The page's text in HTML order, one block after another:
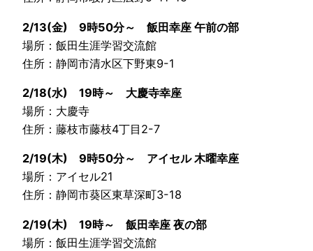
2/13(金) 9時50分～ 飯田幸座 午前の部
場所：飯田生涯学習交流館
住所：静岡市清水区下野東9-1
2/18(水) 19時～ 大慶寺幸座
場所：大慶寺
住所：藤枝市藤枝4丁目2-7
2/19(木) 9時50分～ アイセル 木曜幸座
場所：アイセル21
住所：静岡市葵区東草深町3-18
2/19(木) 19時～ 飯田幸座 夜の部
場所：飯田生涯学習交流館